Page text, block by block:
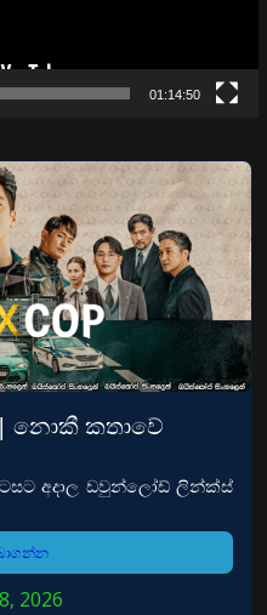
01:14:50
| නොකී කතාවේ
අදාල ඩවුන්ලෝඩ් ලින්ක්ස්
2026